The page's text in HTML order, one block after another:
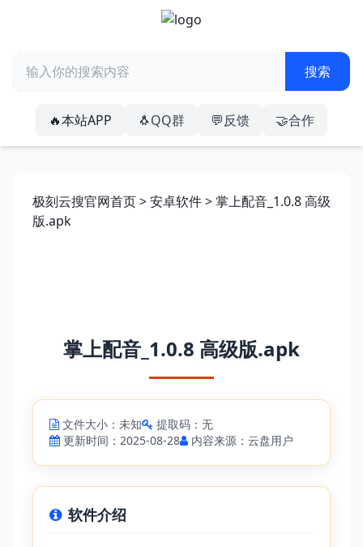
🔥本站APP 🐧QQ群 💬反馈 🤝合作
极刻云搜官网首页>安卓软件> 掌上配音_1.0.8 高级
版.apk
掌上配音_1.0.8 高级版.apk
文件大小：未知
提取码：无
更新时间：2025-08-28
内容来源：云盘用户
软件介绍